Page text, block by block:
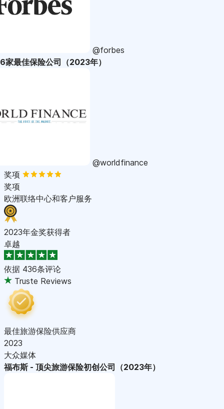
@forbes
家最佳保险公司（2023年）
@worldfinance
奖项
奖项
欧洲联络中心和客户服务
2023年金奖获得者
卓越
依据 436条评论
Truste Reviews
最佳旅游保险供应商
2023
大众媒体
福布斯 - 顶尖旅游保险初创公司（2023年）